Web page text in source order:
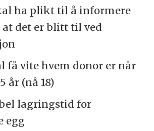
ha plikt til å informere
det er blitt til ved
få vite hvem donor er når
år (nå 18)
lagringstid for
egg